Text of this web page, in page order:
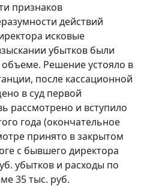
признаков
действий
исковые
убытков были
Решение устояло в
после кассационной
в суд первой
рассмотрено и вступило
года (окончательное
принято в закрытом
с бывшего директора
убытков и расходы по
35 тыс. руб.